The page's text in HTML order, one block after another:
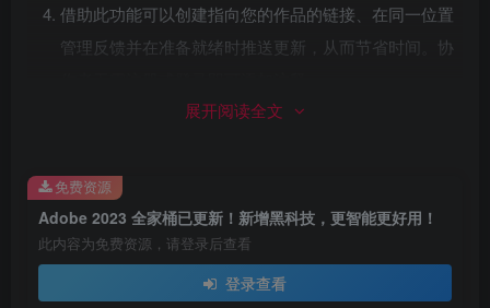
借助此功能可以创建指向您的作品的链接、在同一位置
管理反馈并在准备就绪时推送更新，从而节省时间。协
试用由 AI 提供支持的照片恢复 Neural Filter 新增功能，
通过更新 Content Credentials (Beta)、Substance 3D 素
材支持以及改进首选项设置等来提升您的创意工作流
程。
展开阅读全文
Adobe 2023 全家桶已更新！新增黑科技，更智能更好用！
此内容为免费资源，请登录后查看
登录查看
免费资源